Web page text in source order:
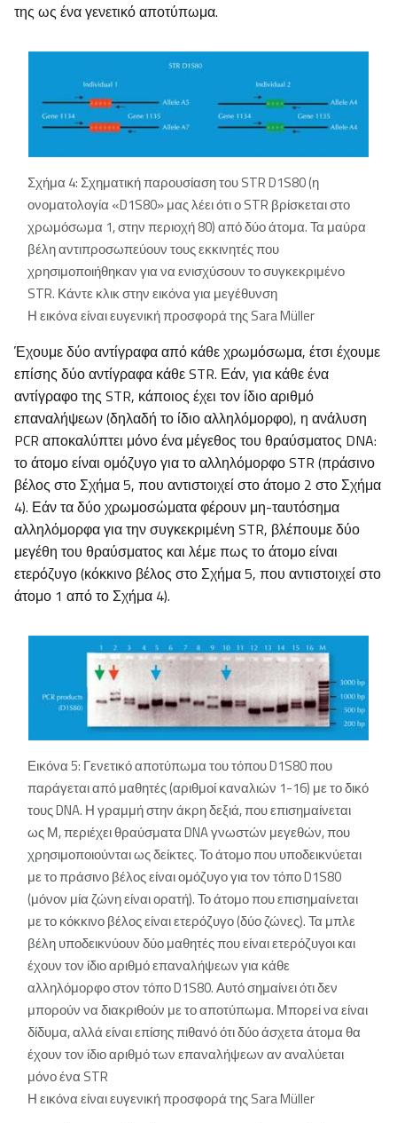
της ως ένα γενετικό αποτύπωμα.
Σχήμα 4: Σχηματική παρουσίαση του STR D1S80 (η
ονοματολογία «D1S80» μας λέει ότι ο STR βρίσκεται στο
χρωμόσωμα 1, στην περιοχή 80) από δύο άτομα. Τα μαύρα
βέλη αντιπροσωπεύουν τους εκκινητές που
χρησιμοποιήθηκαν για να ενισχύσουν το συγκεκριμένο
STR. Κάντε κλικ στην εικόνα για μεγέθυνση
Η εικόνα είναι ευγενική προσφορά της Sara Müller
Έχουμε δύο αντίγραφα από κάθε χρωμόσωμα, έτσι έχουμε
επίσης δύο αντίγραφα κάθε STR. Εάν, για κάθε ένα
αντίγραφο της STR, κάποιος έχει τον ίδιο αριθμό
επαναλήψεων (δηλαδή το ίδιο αλληλόμορφο), η ανάλυση
PCR αποκαλύπτει μόνο ένα μέγεθος του θραύσματος DNA:
το άτομο είναι ομόζυγο για το αλληλόμορφο STR (πράσινο
βέλος στο Σχήμα 5, που αντιστοιχεί στο άτομο 2 στο Σχήμα
4). Εάν τα δύο χρωμοσώματα φέρουν μη-ταυτόσημα
αλληλόμορφα για την συγκεκριμένη STR, βλέπουμε δύο
μεγέθη του θραύσματος και λέμε πως το άτομο είναι
ετερόζυγο (κόκκινο βέλος στο Σχήμα 5, που αντιστοιχεί στο
άτομο 1 από το Σχήμα 4).
Εικόνα 5: Γενετικό αποτύπωμα του τόπου D1S80 που
παράγεται από μαθητές (αριθμοί καναλιών 1-16) με το δικό
τους DNA. Η γραμμή στην άκρη δεξιά, που επισημαίνεται
ως Μ, περιέχει θραύσματα DNA γνωστών μεγεθών, που
χρησιμοποιούνται ως δείκτες. Το άτομο που υποδεικνύεται
με το πράσινο βέλος είναι ομόζυγο για τον τόπο D1S80
(μόνον μία ζώνη είναι ορατή). Το άτομο που επισημαίνεται
με το κόκκινο βέλος είναι ετερόζυγο (δύο ζώνες). Τα μπλε
βέλη υποδεικνύουν δύο μαθητές που είναι ετερόζυγοι και
έχουν τον ίδιο αριθμό επαναλήψεων για κάθε
αλληλόμορφο στον τόπο D1S80. Αυτό σημαίνει ότι δεν
μπορούν να διακριθούν με το αποτύπωμα. Μπορεί να είναι
δίδυμα, αλλά είναι επίσης πιθανό ότι δύο άσχετα άτομα θα
έχουν τον ίδιο αριθμό των επαναλήψεων αν αναλύεται
μόνο ένα STR
Η εικόνα είναι ευγενική προσφορά της Sara Müller